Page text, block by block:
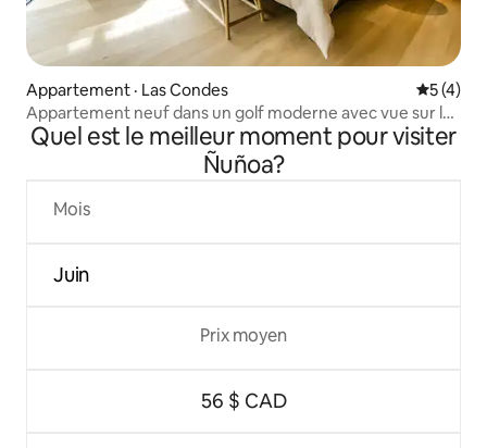
Appartement · Las Condes Note
5 (4)
Appartement neuf dans un golf moderne avec vue sur la
cordillère
Quel est le meilleur moment pour visiter
Ñuñoa?
Mois
Juin
Prix moyen
56 $ CAD